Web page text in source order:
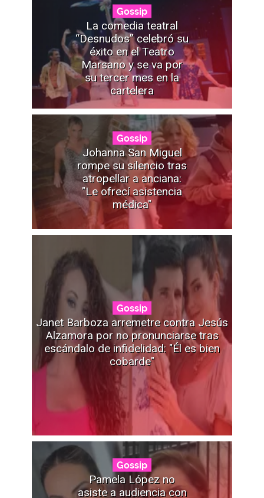
Gossip
La comedia teatral
“Desnudos” celebró su
éxito en el Teatro
Marsano y se va por
su tercer mes en la
cartelera
Gossip
Johanna San Miguel
rompe su silencio tras
atropellar a anciana:
"Le ofrecí asistencia
médica"
Gossip
Janet Barboza arremetre contra Jesús
Alzamora por no pronunciarse tras
escándalo de infidelidad: "Él es bien
cobarde"
Gossip
Pamela López no
asiste a audiencia con